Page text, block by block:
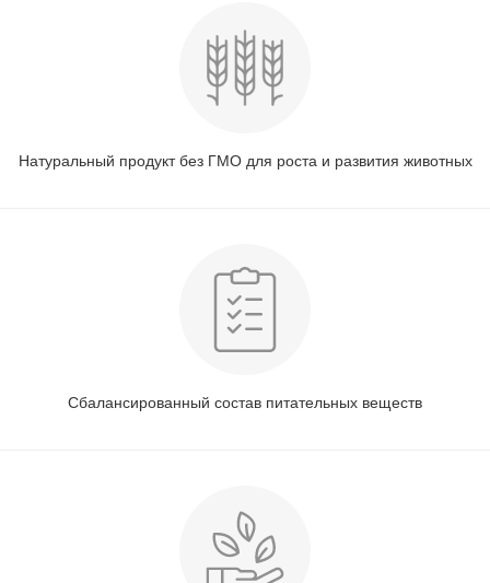
Натуральный продукт без ГМО для роста и развития животных
Сбалансированный состав питательных веществ